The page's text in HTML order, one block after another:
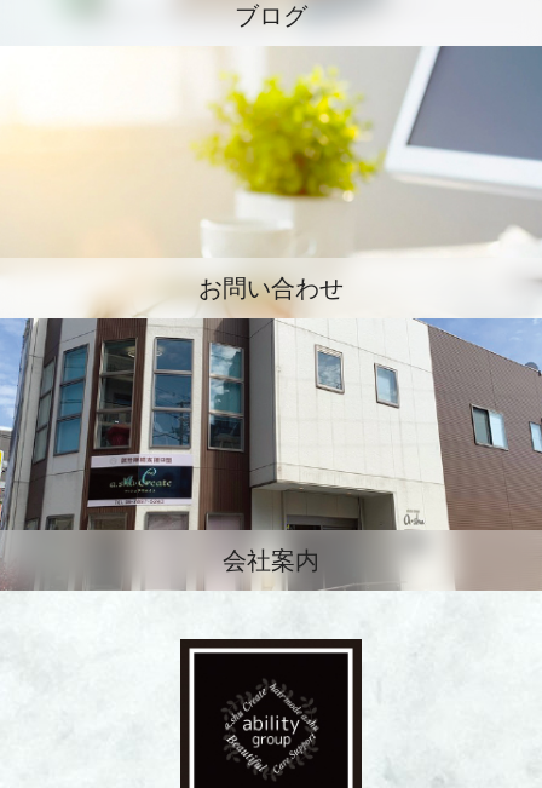
ブログ
お問い合わせ
会社案内